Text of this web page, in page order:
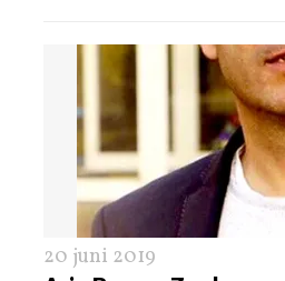
20 juni 2019